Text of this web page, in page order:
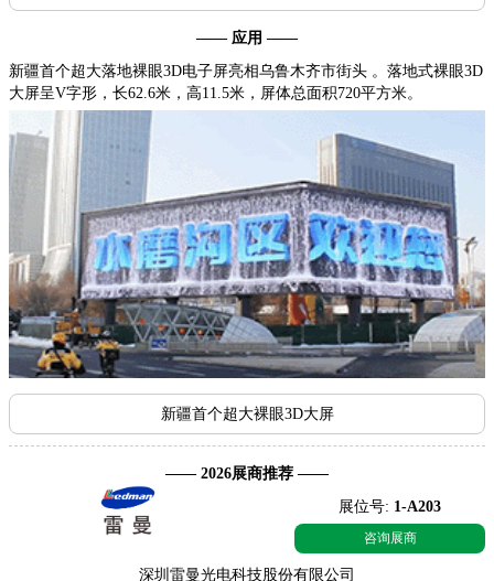
—— 应用 ——
新疆首个超大落地裸眼3D电子屏亮相乌鲁木齐市街头 。落地式裸眼3D
大屏呈V字形，长62.6米，高11.5米，屏体总面积720平方米。
新疆首个超大裸眼3D大屏
—— 2026展商推荐 ——
展位号: 1-A203
咨询展商
深圳雷曼光电科技股份有限公司